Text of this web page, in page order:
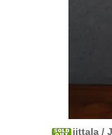
iittala /